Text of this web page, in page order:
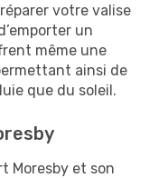
votre valise
un
même une
ainsi de
que du soleil.
Moresby et son